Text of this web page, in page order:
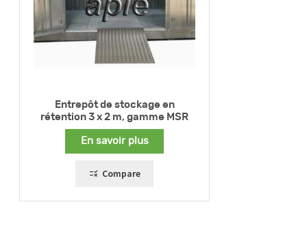
Entrepôt de stockage en
rétention 3 x 2 m, gamme MSR
En savoir plus
Compare